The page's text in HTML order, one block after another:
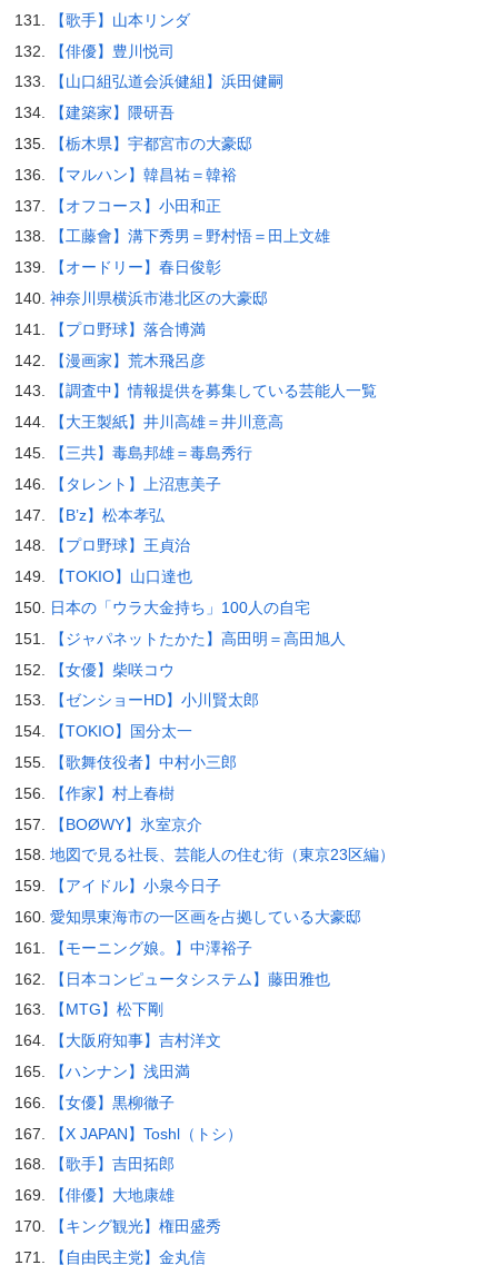
【歌手】山本リンダ
【俳優】豊川悦司
【山口組弘道会浜健組】浜田健嗣
【建築家】隈研吾
【栃木県】宇都宮市の大豪邸
【マルハン】韓昌祐＝韓裕
【オフコース】小田和正
【工藤會】溝下秀男＝野村悟＝田上文雄
【オードリー】春日俊彰
神奈川県横浜市港北区の大豪邸
【プロ野球】落合博満
【漫画家】荒木飛呂彦
【調査中】情報提供を募集している芸能人一覧
【大王製紙】井川高雄＝井川意高
【三共】毒島邦雄＝毒島秀行
【タレント】上沼恵美子
【B’z】松本孝弘
【プロ野球】王貞治
【TOKIO】山口達也
日本の「ウラ大金持ち」100人の自宅
【ジャパネットたかた】高田明＝高田旭人
【女優】柴咲コウ
【ゼンショーHD】小川賢太郎
【TOKIO】国分太一
【歌舞伎役者】中村小三郎
【作家】村上春樹
【BOØWY】氷室京介
地図で見る社長、芸能人の住む街（東京23区編）
【アイドル】小泉今日子
愛知県東海市の一区画を占拠している大豪邸
【モーニング娘。】中澤裕子
【日本コンピュータシステム】藤田雅也
【MTG】松下剛
【大阪府知事】吉村洋文
【ハンナン】浅田満
【女優】黒柳徹子
【X JAPAN】Toshl（トシ）
【歌手】吉田拓郎
【俳優】大地康雄
【キング観光】権田盛秀
【自由民主党】金丸信